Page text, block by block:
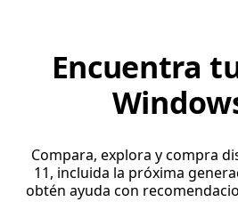
Encuentra
Compara, explora y compra
11, incluida la próxima
obtén ayuda con